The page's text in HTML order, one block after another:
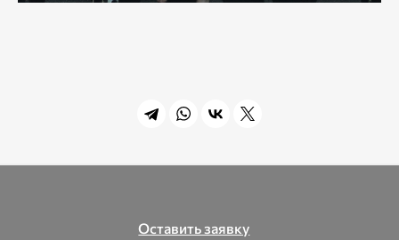
Оставить заявку